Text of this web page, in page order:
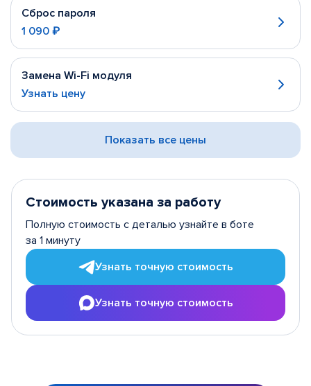
Сброс пароля
1 090 ₽
Замена Wi-Fi модуля
Узнать цену
Показать все цены
Стоимость указана за работу
Полную стоимость с деталью узнайте в боте
за 1 минуту
Узнать точную стоимость
Узнать точную стоимость